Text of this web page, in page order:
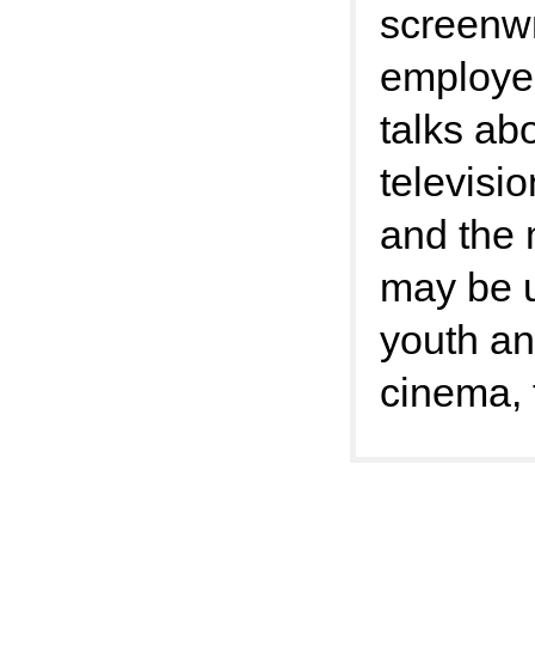
talks
and the
may be
youth
cinema,